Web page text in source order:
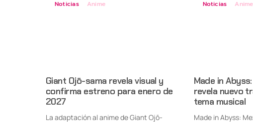
Noticias Anime
Giant Ojō-sama revela visual y
confirma estreno para enero de
2027
La adaptación al anime de Giant Ojō-
Noticias Anime
Made in
revela nuevo
tema musical
Made in Abyss: